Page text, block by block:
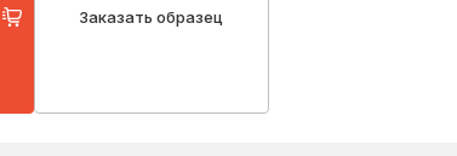
Заказать образец